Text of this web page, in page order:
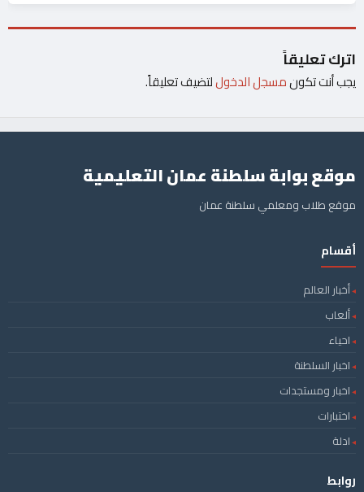
اترك تعليقاً
يجب أنت تكونمسجل الدخوللتضيف تعليقاً.
موقع بوابة سلطنة عمان التعليمية
موقع طلاب ومعلمي سلطنة عمان
أقسام
أخبار العالم
ألعاب
احياء
اخبار السلطنة
اخبار ومستجدات
اختبارات
ادلة
روابط